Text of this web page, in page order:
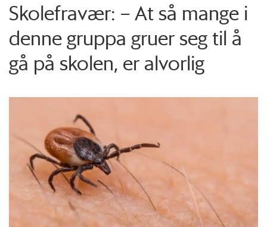
Skolefravær: – At så mange i
denne gruppa gruer seg til å
gå på skolen, er alvorlig